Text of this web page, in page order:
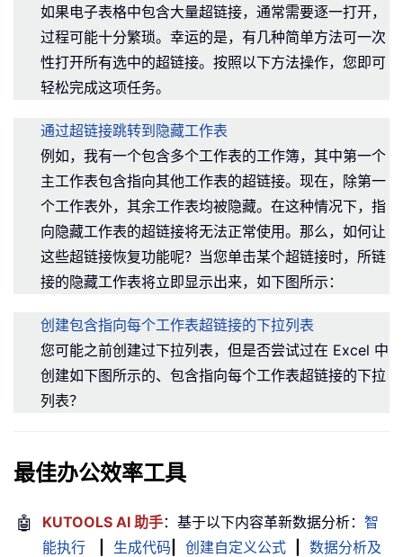
如果电子表格中包含大量超链接，通常需要逐一打开，
过程可能十分繁琐。幸运的是，有几种简单方法可一次
性打开所有选中的超链接。按照以下方法操作，您即可
轻松完成这项任务。
通过超链接跳转到隐藏工作表
例如，我有一个包含多个工作表的工作簿，其中第一个
主工作表包含指向其他工作表的超链接。现在，除第一
个工作表外，其余工作表均被隐藏。在这种情况下，指
向隐藏工作表的超链接将无法正常使用。那么，如何让
这些超链接恢复功能呢？当您单击某个超链接时，所链
接的隐藏工作表将立即显示出来，如下图所示：
创建包含指向每个工作表超链接的下拉列表
您可能之前创建过下拉列表，但是否尝试过在 Excel 中
创建如下图所示的、包含指向每个工作表超链接的下拉
列表？
最佳办公效率工具
🤖 KUTOOLS AI 助手：基于以下内容革新数据分析： 智
能执行
生成代码 创建自定义公式
数据分析及